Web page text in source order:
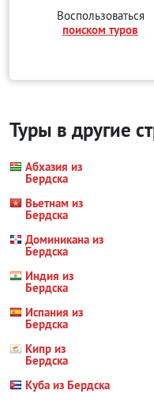
Воспользоваться
поиском туров
Туры в другие
Абхазия из
Бердска
Вьетнам из
Бердска
Доминикана из
Бердска
Индия из
Бердска
Испания из
Бердска
Кипр из
Бердска
Куба из Бердска